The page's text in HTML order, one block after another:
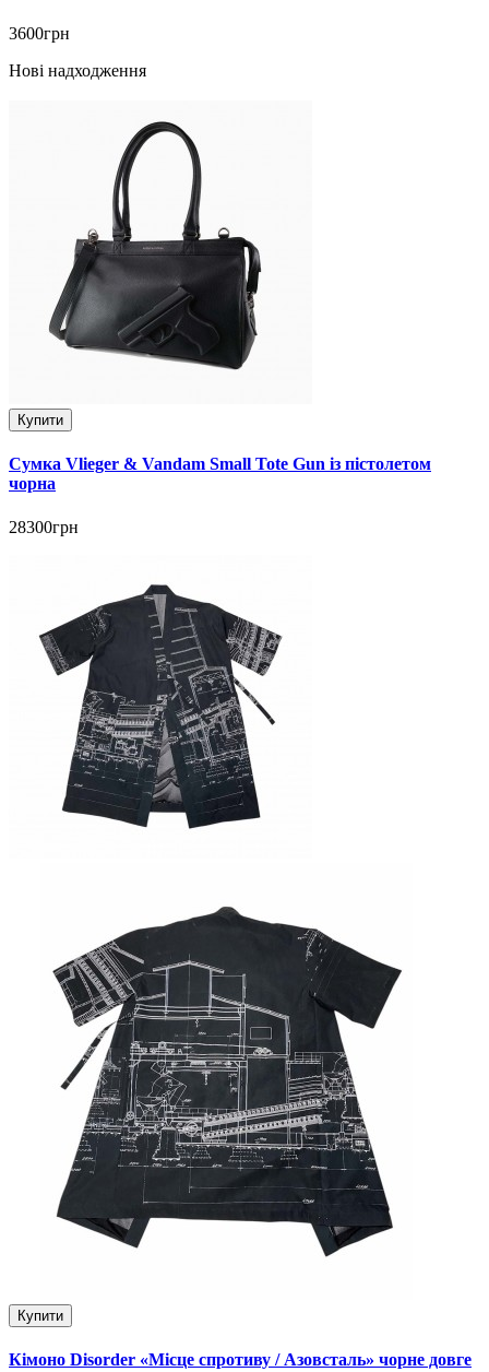
3600грн
Нові надходження
Купити
Сумка Vlieger & Vandam Small Tote Gun із пістолетом
чорна
28300грн
Купити
Кімоно Disorder «Місце спротиву / Азовсталь» чорне довге